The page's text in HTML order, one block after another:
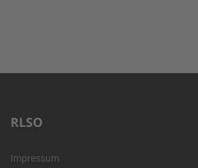
RLSO
Impressum